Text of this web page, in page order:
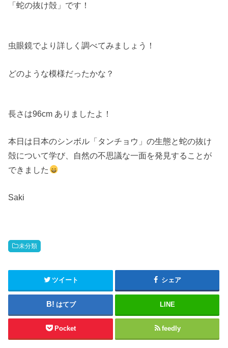
「蛇の抜け殻」です！
虫眼鏡でより詳しく調べてみましょう！
どのような模様だったかな？
長さは96cm ありましたよ！
本日は日本のシンボル「タンチョウ」の生態と蛇の抜け
殻について学び、自然の不思議な一面を発見することが
できました
Saki
未分類
ツイート シェア
はてブ LINE
Pocket feedly